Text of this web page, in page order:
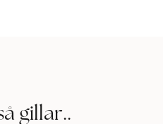
gillar..